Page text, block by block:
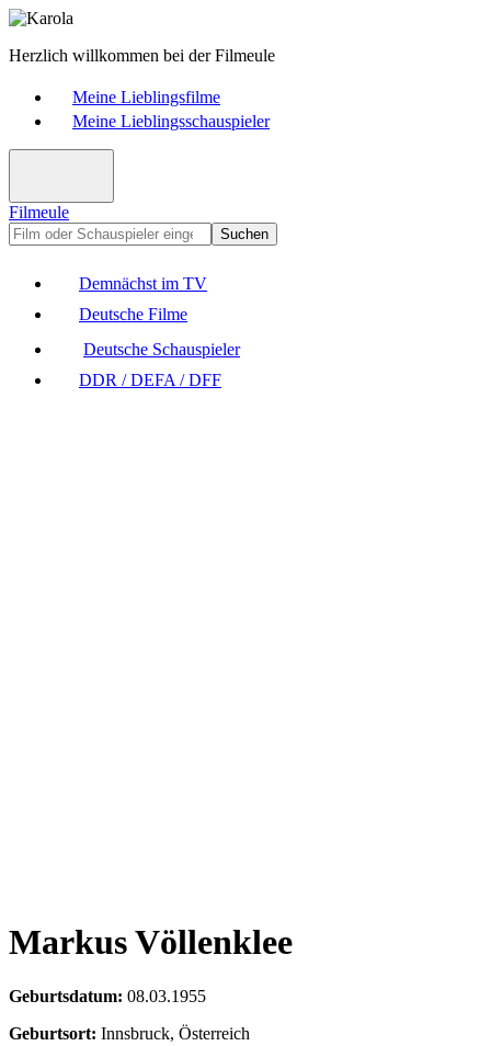
Herzlich willkommen bei der Filmeule
Meine Lieblingsfilme
Meine Lieblingsschauspieler
Filmeule
Suchen
Demnächst im TV
Deutsche Filme
Deutsche Schauspieler
DDR / DEFA / DFF
Markus Völlenklee
Geburtsdatum: 08.03.1955
Geburtsort: Innsbruck, Österreich